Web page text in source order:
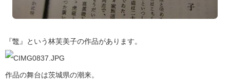
『鼈』という林芙美子の作品があります。
作品の舞台は茨城県の潮来。